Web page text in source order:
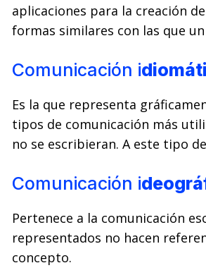
aplicaciones para la creación
formas similares con las que
Comunicación i
Es la que representa
tipos de comunicación más
no se escribieran. A este tipo
Comunicación i
Pertenece a la comunicación
representados no hacen
concepto.